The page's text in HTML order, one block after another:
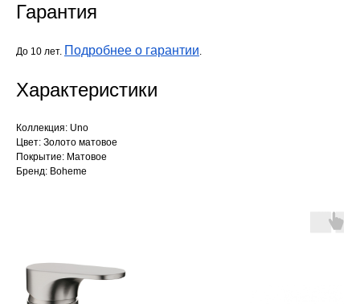
Гарантия
До 10 лет. Подробнее о гарантии.
Характеристики
Коллекция: Uno
Цвет: Золото матовое
Покрытие: Матовое
Бренд: Boheme